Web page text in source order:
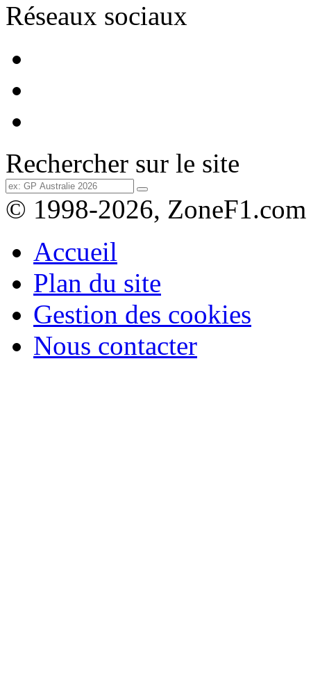
Réseaux sociaux
Rechercher sur le site
© 1998-2026, ZoneF1.com
Accueil
Plan du site
Gestion des cookies
Nous contacter